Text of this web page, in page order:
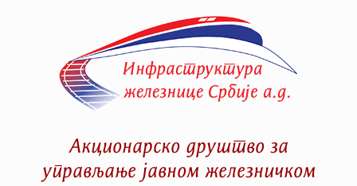
Акционарско друштво за
управљање јавном железничком